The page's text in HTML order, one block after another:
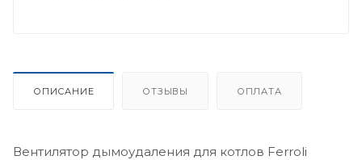
ОПИСАНИЕ ОТЗЫВЫ ОПЛАТА
Вентилятор дымоудаления для котлов Ferroli